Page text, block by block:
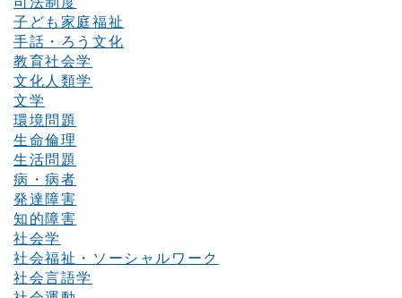
子ども家庭福祉
手話・ろう文化
教育社会学
文化人類学
文学
環境問題
生命倫理
生活問題
病・病者
発達障害
知的障害
社会学
社会福祉・ソーシャルワーク
社会言語学